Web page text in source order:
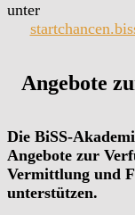
unter
Angebote
Die BiSS-
Angebote zur
Vermittlung und
unterstützen.